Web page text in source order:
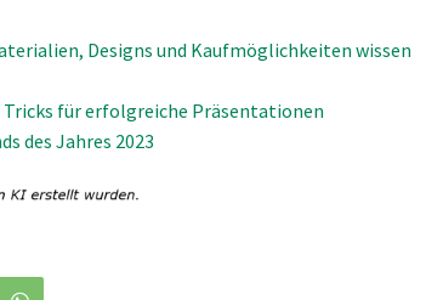
Designs und Kaufmöglichkeiten wissen
Tricks für erfolgreiche Präsentationen
des Jahres 2023